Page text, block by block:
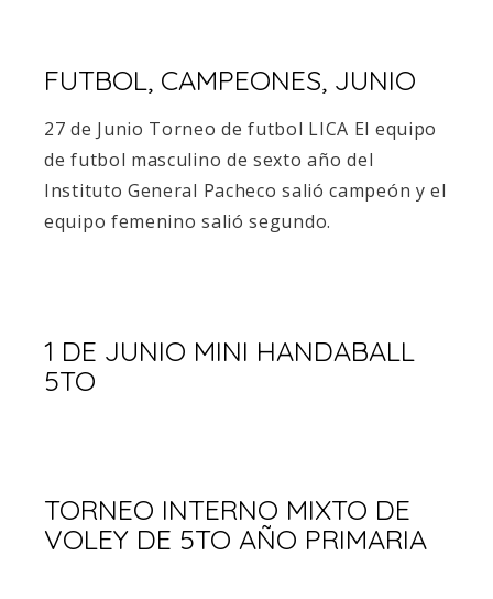
FUTBOL, CAMPEONES, JUNIO
27 de Junio Torneo de futbol LICA El equipo
de futbol masculino de sexto año del
Instituto General Pacheco salió campeón y el
equipo femenino salió segundo.
1 DE JUNIO MINI HANDABALL
5TO
TORNEO INTERNO MIXTO DE
VOLEY DE 5TO AÑO PRIMARIA